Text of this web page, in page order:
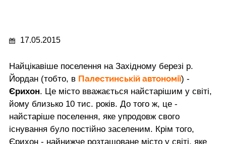
17.05.2015
Найцікавіше поселення на Західному березі р.
Йордан (тобто, в Палестинській автономії) -
Єрихон. Це місто вважається найстарішим у світі,
йому близько 10 тис. років. До того ж, це -
найстаріше поселення, яке упродовж свого
існування було постійно заселеним. Крім того,
Єрихон - найнижче розташоване місто у світі, яке